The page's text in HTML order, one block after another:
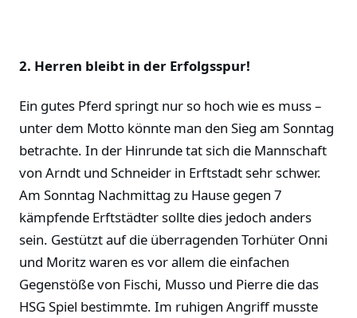
2. Herren bleibt in der Erfolgsspur!
Ein gutes Pferd springt nur so hoch wie es muss –
unter dem Motto könnte man den Sieg am Sonntag
betrachte. In der Hinrunde tat sich die Mannschaft
von Arndt und Schneider in Erftstadt sehr schwer.
Am Sonntag Nachmittag zu Hause gegen 7
kämpfende Erftstädter sollte dies jedoch anders
sein. Gestützt auf die überragenden Torhüter Onni
und Moritz waren es vor allem die einfachen
Gegenstöße von Fischi, Musso und Pierre die das
HSG Spiel bestimmte. Im ruhigen Angriff musste